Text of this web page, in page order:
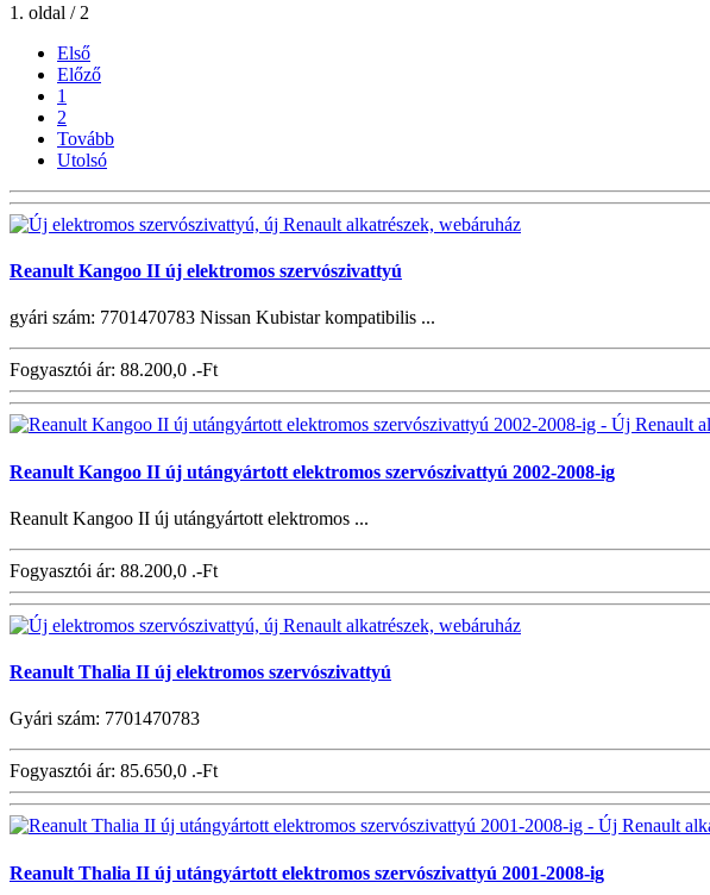
1. oldal / 2
Első
Előző
1
2
Tovább
Utolsó
Reanult Kangoo II új elektromos szervószivattyú
gyári szám: 7701470783 Nissan Kubistar kompatibilis ...
Fogyasztói ár: 88.200,0 .-Ft
Reanult Kangoo II új utángyártott elektromos szervószivattyú 2002-2008-ig
Reanult Kangoo II új utángyártott elektromos ...
Fogyasztói ár: 88.200,0 .-Ft
Reanult Thalia II új elektromos szervószivattyú
Gyári szám: 7701470783
Fogyasztói ár: 85.650,0 .-Ft
Reanult Thalia II új utángyártott elektromos szervószivattyú 2001-2008-ig